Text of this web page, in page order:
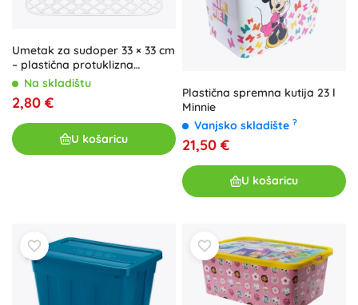
Umetak za sudoper 33 × 33 cm
– plastična protuklizna
rešetka, mix boja
Na skladištu
2,80 €
U košaricu
Plastična spremna kutija 23 l
Minnie
Vanjsko skladište ?
21,50 €
U košaricu